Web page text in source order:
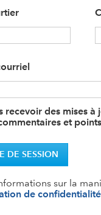
recevoir des mises
et
DE SESSION
sur la
de confidentialité